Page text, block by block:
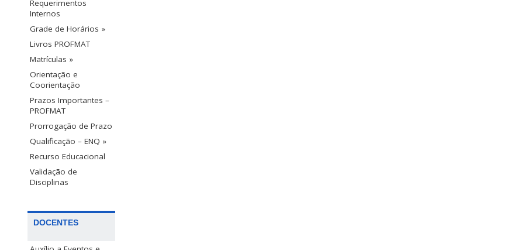
Requerimentos
Internos
Grade de Horários »
Livros PROFMAT
Matrículas »
Orientação e
Coorientação
Prazos Importantes –
PROFMAT
Prorrogação de Prazo
Qualificação – ENQ »
Recurso Educacional
Validação de
Disciplinas
DOCENTES